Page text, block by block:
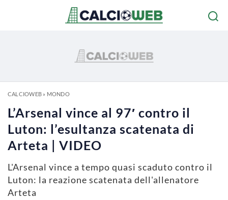
CALCIOWEB» MONDO
L’Arsenal vince al 97′ contro il
Luton: l’esultanza scatenata di
Arteta | VIDEO
L'Arsenal vince a tempo quasi scaduto contro il
Luton: la reazione scatenata dell'allenatore
Arteta